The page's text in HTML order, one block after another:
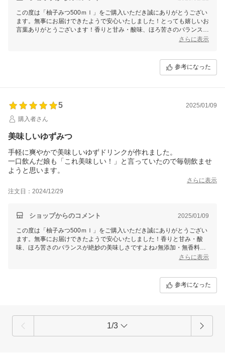
この度は「柚子みつ500ｍｌ」をご購入いただき誠にありがとうござい
ます。無事にお届けできたようで安心いたしました！とっても嬉しいお
言葉ありがとうございます！香りと甘み・酸味、ほろ苦さのバランスが
絶妙の美味しさですよね♪炭酸割り、お子様と楽しめて良かったです！
さらに表示
参考になった
5
2025/01/09
購入者さん
美味しいゆずみつ
手軽に爽やかで美味しいゆずドリンクが作れました。
一口飲んだ娘も「これ美味しい！」と言っていたので毎朝飲ませ
ようと思います。
さらに表示
注文日：2024/12/29
ショップからのコメント 2025/01/09
この度は「柚子みつ500ｍｌ」をご購入いただき誠にありがとうござい
ます。無事にお届けできたようで安心いたしました！香りと甘み・酸
味、ほろ苦さのバランスが絶妙の美味しさですよね♪無添加・無香料の
ドリンクなので娘様にも安心して飲んでいただけますね！毎日の健康に
さらに表示
参考になった
1/3